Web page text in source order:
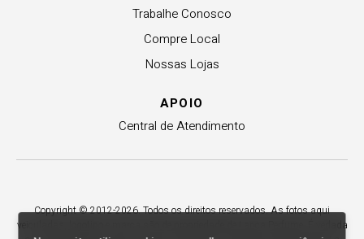
Trabalhe Conosco
Compre Local
Nossas Lojas
APOIO
Central de Atendimento
Copyright © 2012-2026. Todos os direitos reservados. As fotos aqui
veiculadas, logotipo e marca são de propriedade de Lança Perfume. É vedada